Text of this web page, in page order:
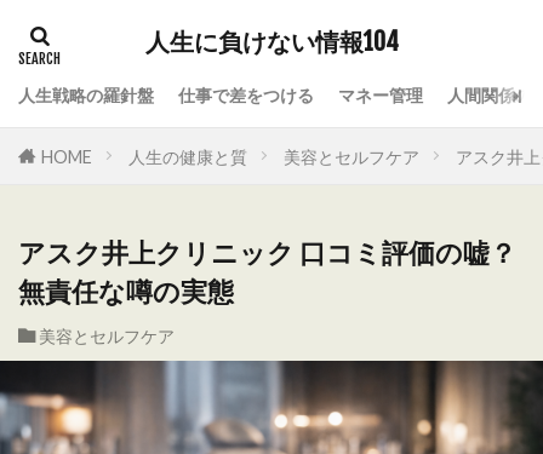
人生に負けない情報104
人生戦略の羅針盤 仕事で差をつける マネー管理 人間関係の
HOME 人生の健康と質 美容とセルフケア アスク井
アスク井上クリニック 口コミ評価の嘘？
無責任な噂の実態
美容とセルフケア